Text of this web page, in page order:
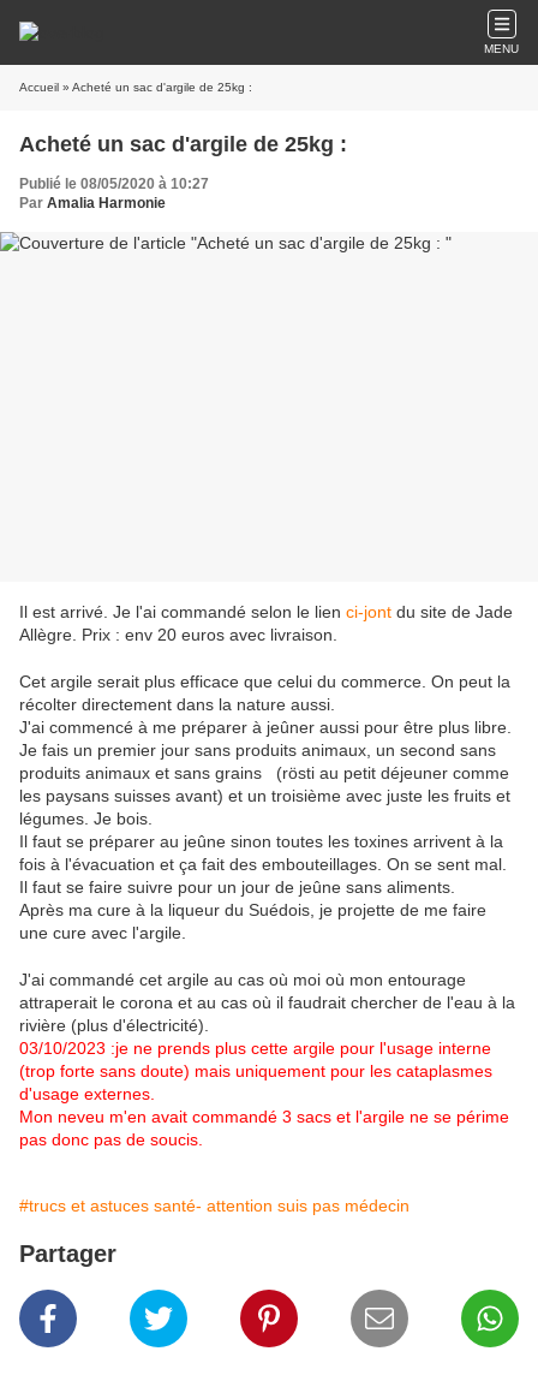
MENU
Accueil » Acheté un sac d'argile de 25kg :
Acheté un sac d'argile de 25kg :
Publié le 08/05/2020 à 10:27
Par Amalia Harmonie
Il est arrivé. Je l'ai commandé selon le lien ci-jont du site de Jade
Allègre. Prix : env 20 euros avec livraison.
Cet argile serait plus efficace que celui du commerce. On peut la
récolter directement dans la nature aussi.
J'ai commencé à me préparer à jeûner aussi pour être plus libre.
Je fais un premier jour sans produits animaux, un second sans
produits animaux et sans grains (rösti au petit déjeuner comme
les paysans suisses avant) et un troisième avec juste les fruits et
légumes. Je bois.
Il faut se préparer au jeûne sinon toutes les toxines arrivent à la
fois à l'évacuation et ça fait des embouteillages. On se sent mal.
Il faut se faire suivre pour un jour de jeûne sans aliments.
Après ma cure à la liqueur du Suédois, je projette de me faire
une cure avec l'argile.
J'ai commandé cet argile au cas où moi où mon entourage
attraperait le corona et au cas où il faudrait chercher de l'eau à la
rivière (plus d'électricité).
03/10/2023 :je ne prends plus cette argile pour l'usage interne
(trop forte sans doute) mais uniquement pour les cataplasmes
d'usage externes.
Mon neveu m'en avait commandé 3 sacs et l'argile ne se périme
pas donc pas de soucis.
#trucs et astuces santé- attention suis pas médecin
Partager